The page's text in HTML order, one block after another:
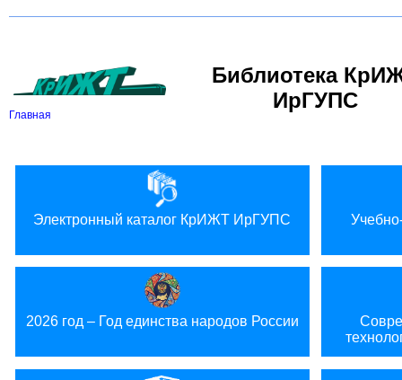
Версия для слабовидящих: Вкл Изображения:
Главная
Библиотека
ИрГУПС
Электронный каталог КрИЖТ ИрГУПС
2026 год – Год единства народов России